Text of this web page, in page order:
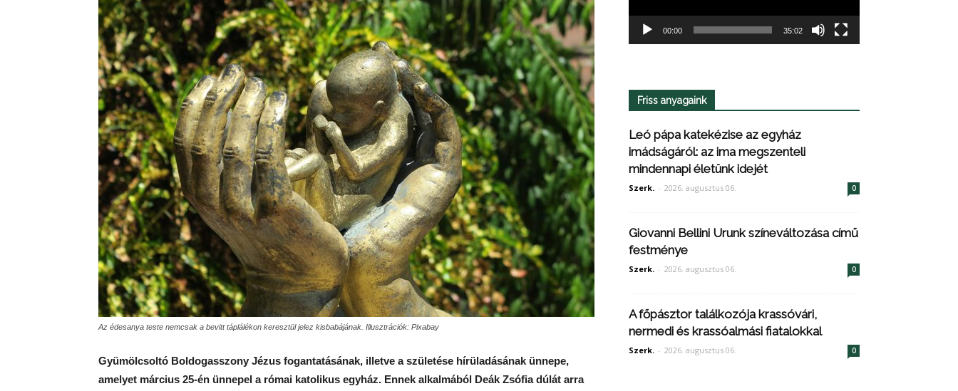
Az édesanya teste nemcsak a bevitt táplálékon keresztül jelez kisbabájának. Illusztrációk: Pixabay
Gyümölcsoltó Boldogasszony Jézus fogantatásának, illetve a születése hírüladásának ünnepe,
amelyet március 25-én ünnepel a római katolikus egyház. Ennek alkalmából Deák Zsófia dúlát arra
00:00 35:02
Friss anyagaink
Leó pápa katekézise az egyház
imádságáról: az ima megszenteli
mindennapi életünk idejét
Szerk. - 2026. augusztus 06. 0
Giovanni Bellini Urunk színeváltozása című
festménye
Szerk. - 2026. augusztus 06. 0
A főpásztor találkozója krassóvári,
nermedi és krassóalmási fiatalokkal
Szerk. - 2026. augusztus 06. 0